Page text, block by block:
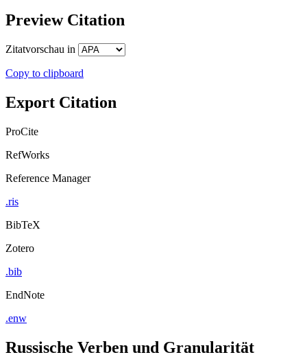
Preview Citation
Zitatvorschau in
Copy to clipboard
Export Citation
ProCite
RefWorks
Reference Manager
.ris
BibTeX
Zotero
.bib
EndNote
.enw
Russische Verben und Granularität